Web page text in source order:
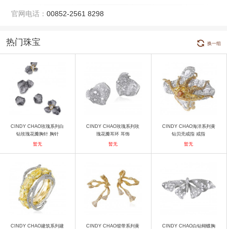
官网电话： 00852-2561 8298
热门珠宝 换一组
CINDY CHAO玫瑰系列白
钻玫瑰花瓣胸针 胸针
暂无
CINDY CHAO玫瑰系列玫
瑰花瓣耳环 耳饰
暂无
CINDY CHAO海洋系列黄
钻贝壳戒指 戒指
暂无
CINDY CHAO建筑系列建 CINDY CHAO缎带系列黄 CINDY CHAO白钻蝴蝶胸